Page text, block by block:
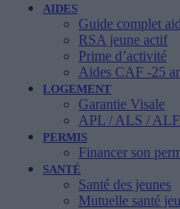
AIDES
Guide complet
RSA jeune actif
Prime d’activité
Aides CAF -25
LOGEMENT
Garantie Visale
APL / ALS / ALF
PERMIS
Financer son
SANTÉ
Santé des jeunes
Mutuelle santé